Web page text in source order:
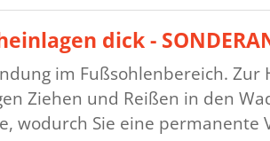
dick -
im Fußsohlenbereich.
Ziehen und Reißen in den
wodurch Sie eine